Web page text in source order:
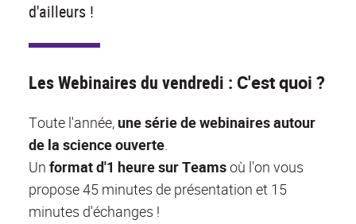
d'ailleurs !
Les Webinaires du vendredi : C'est quoi ?
Toute l'année, une série de webinaires autour
de la science ouverte.
Un format d'1 heure sur Teamsoù l'on vous
propose 45 minutes de présentation et 15
minutes d'échanges !